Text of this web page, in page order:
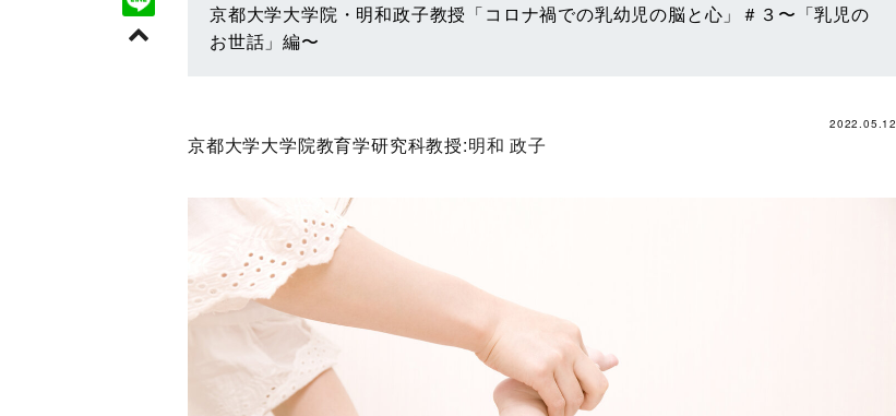
京都大学大学院・明和政子教授「コロナ禍での乳幼児の脳と心」＃３〜「乳児の
お世話」編〜
2022.05.12
京都大学大学院教育学研究科教授:明和 政子